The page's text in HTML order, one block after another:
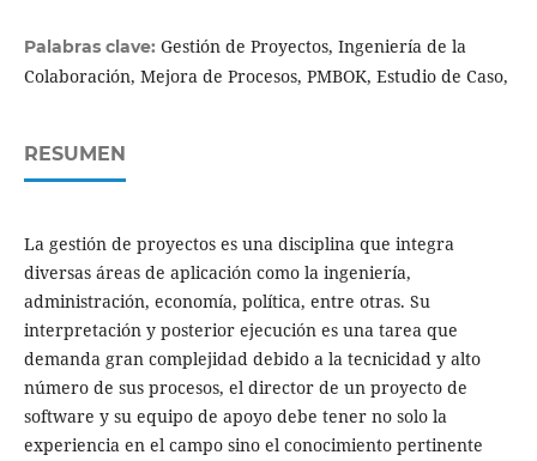
Palabras clave: Gestión de Proyectos, Ingeniería de la
Colaboración, Mejora de Procesos, PMBOK, Estudio de Caso,
RESUMEN
La gestión de proyectos es una disciplina que integra
diversas áreas de aplicación como la ingeniería,
administración, economía, política, entre otras. Su
interpretación y posterior ejecución es una tarea que
demanda gran complejidad debido a la tecnicidad y alto
número de sus procesos, el director de un proyecto de
software y su equipo de apoyo debe tener no solo la
experiencia en el campo sino el conocimiento pertinente